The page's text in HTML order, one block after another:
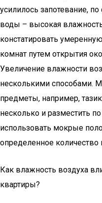
усилилось запотевание,
воды – высокая
констатировать
комнат путем открытия
Увеличение влажности
несколькими способами.
предметы, например,
несколько и разместить
использовать мокрые
определенное количество
Как влажность воздуха
квартиры?